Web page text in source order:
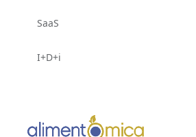
SaaS
I+D+i